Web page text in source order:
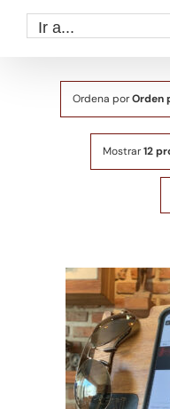
Ir a...
Ordena porOrden
Mostrar12